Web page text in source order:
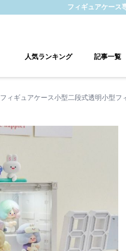
フィギュアケース
人気ランキング 記事一覧
フィギュアケース小型二段式透明小型フ